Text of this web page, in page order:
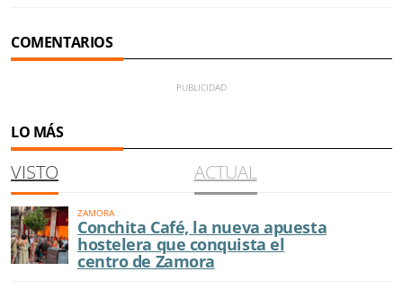
COMENTARIOS
LO MÁS
VISTO ACTUAL
ZAMORA
Conchita Café, la nueva apuesta
hostelera que conquista el
centro de Zamora